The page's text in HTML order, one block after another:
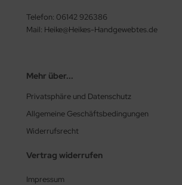
Telefon: 06142 926386
Mail: Heike@Heikes-Handgewebtes.de
Mehr über...
Privatsphäre und Datenschutz
Allgemeine Geschäftsbedingungen
Widerrufsrecht
Vertrag widerrufen
Impressum